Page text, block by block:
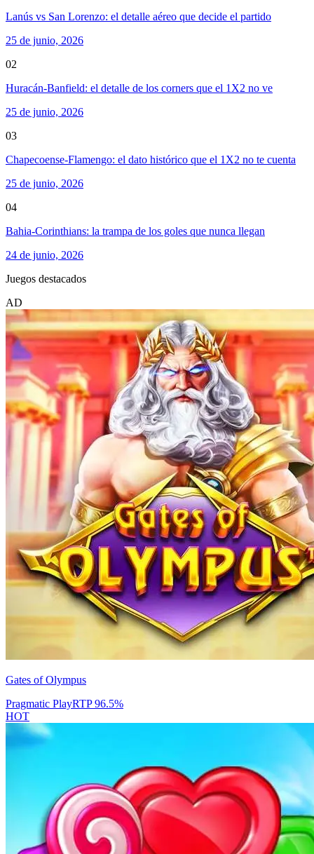
Lanús vs San Lorenzo: el detalle aéreo que decide el partido
25 de junio, 2026
02
Huracán-Banfield: el detalle de los corners que el 1X2 no ve
25 de junio, 2026
03
Chapecoense-Flamengo: el dato histórico que el 1X2 no te cuenta
25 de junio, 2026
04
Bahia-Corinthians: la trampa de los goles que nunca llegan
24 de junio, 2026
Juegos destacados
AD
Gates of Olympus
Pragmatic PlayRTP96.5%
HOT